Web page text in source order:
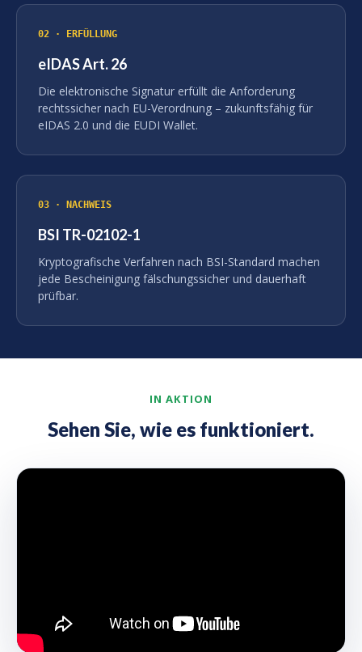
02 · ERFÜLLUNG
eIDAS Art. 26
Die elektronische Signatur erfüllt die Anforderung
rechtssicher nach EU-Verordnung – zukunftsfähig für
eIDAS 2.0 und die EUDI Wallet.
03 · NACHWEIS
BSI TR-02102-1
Kryptografische Verfahren nach BSI-Standard machen
jede Bescheinigung fälschungssicher und dauerhaft
prüfbar.
IN AKTION
Sehen Sie, wie es funktioniert.